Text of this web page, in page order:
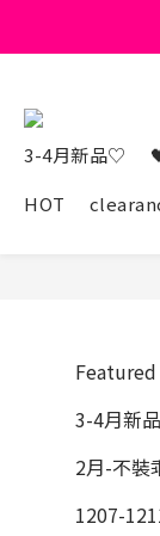
3-4月新品♡
HOT
3-4月新
2月-不裝
1207-